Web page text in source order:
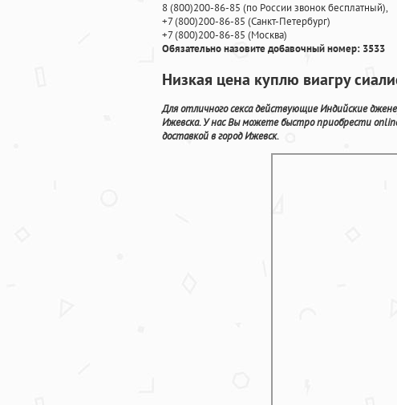
8(800)200-86-85 (по России звонок бесплатный),
+7(800)200-86-85 (Санкт-Петербург)
+7(800)200-86-85 (Москва)
Обязательно назовите добавочный номер: 3533
Низкая цена куплю виагру
Для отличного секса действующие Индийские
Ижевска. У нас Вы можете быстро приобрести
доставкой в город Ижевск.